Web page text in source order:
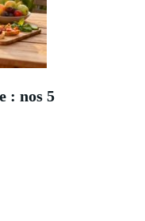
: nos 5